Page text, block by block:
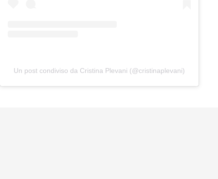
Un post condiviso da Cristina Plevani (@cristinaplevani)